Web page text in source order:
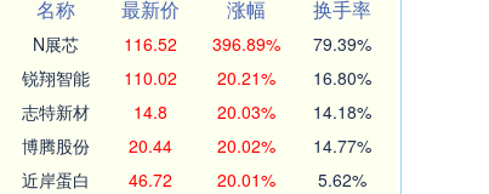
名称 最新价 涨幅
换手率
N展芯 116.52 396.89% 79.39%
锐翔智能 110.02 20.21% 16.80%
志特新材 14.8 20.03% 14.18%
博腾股份 20.44 20.02% 14.77%
近岸蛋白 46.72 20.01% 5.62%